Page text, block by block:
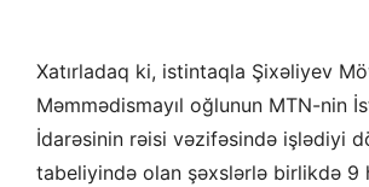
Xatırladaq ki, istintaqla Şixəliyev
Məmmədismayıl oğlunun MTN-nin
İdarəsinin rəisi vəzifəsində işlədiyi
tabeliyində olan şəxslərlə birlikdə 9